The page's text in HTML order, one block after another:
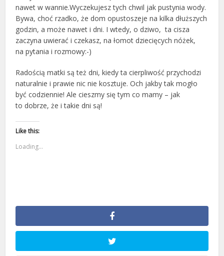
nawet w wannie.Wyczekujesz tych chwil jak pustynia wody.
Bywa, choć rzadko, że dom opustoszeje na kilka dłuższych
godzin, a może nawet i dni. I wtedy, o dziwo, ta cisza
zaczyna uwierać i czekasz, na łomot dziecięcych nóżek,
na pytania i rozmowy:-)
Radością matki są też dni, kiedy ta cierpliwość przychodzi
naturalnie i prawie nic nie kosztuje. Och jakby tak mogło
być codziennie! Ale cieszmy się tym co mamy – jak
to dobrze, że i takie dni są!
Like this:
Loading...